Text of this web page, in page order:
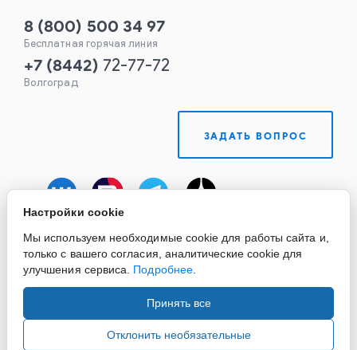
8 (800) 500 34 97
Бесплатная горячая линия
+7 (8442) 72-77-72
Волгоград
ЗАДАТЬ ВОПРОС
информации и материалов сайта, ссылка на источник
Настройки cookie
Мы используем необходимые cookie для работы сайта и,
только с вашего согласия, аналитические cookie для
улучшения сервиса. Подробнее.
Принять все
Отклонить необязательные